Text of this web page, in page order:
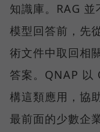
知識庫。RAG
模型回答前，先
術文件中取回相
答案。QNAP 以
構這類應用，協
最前面的少數企